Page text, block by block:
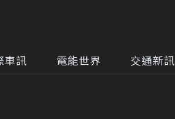
車訊 電能世界 交通新訊